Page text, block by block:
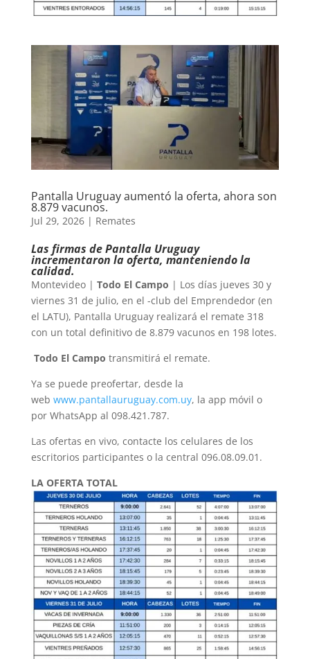
Pantalla Uruguay aumentó la oferta, ahora son
8.879 vacunos.
Jul 29, 2026| Remates
Las firmas de Pantalla Uruguay
incrementaron la oferta, manteniendo la
calidad.
Montevideo | Todo El Campo | Los días jueves 30 y
viernes 31 de julio, en el -club del Emprendedor (en
el LATU), Pantalla Uruguay realizará el remate 318
con un total definitivo de 8.879 vacunos en 198 lotes.
Todo El Campo transmitirá el remate.
Ya se puede preofertar, desde la
web www.pantallauruguay.com.uy, la app móvil o
por WhatsApp al 098.421.787.
Las ofertas en vivo, contacte los celulares de los
escritorios participantes o la central 096.08.09.01.
LA OFERTA TOTAL